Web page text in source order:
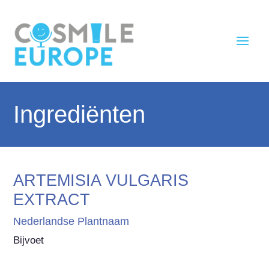
Ingrediënten
ARTEMISIA VULGARIS
EXTRACT
Nederlandse Plantnaam
Bijvoet